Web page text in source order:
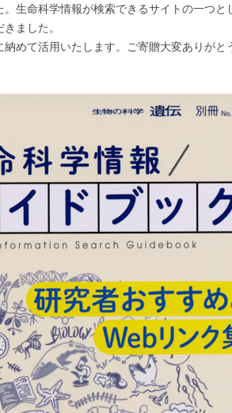
展覧会
道
全 アホウドリ保護
鳥インフルエンザ
トキ保護
生態
写真・映像資料
日本大震災関連
究集会
統・分類
害
類標識調査
生命科学情報が検索できるサイトの一つと
ました。
めて活用いたします。ご寄贈大変ありがと